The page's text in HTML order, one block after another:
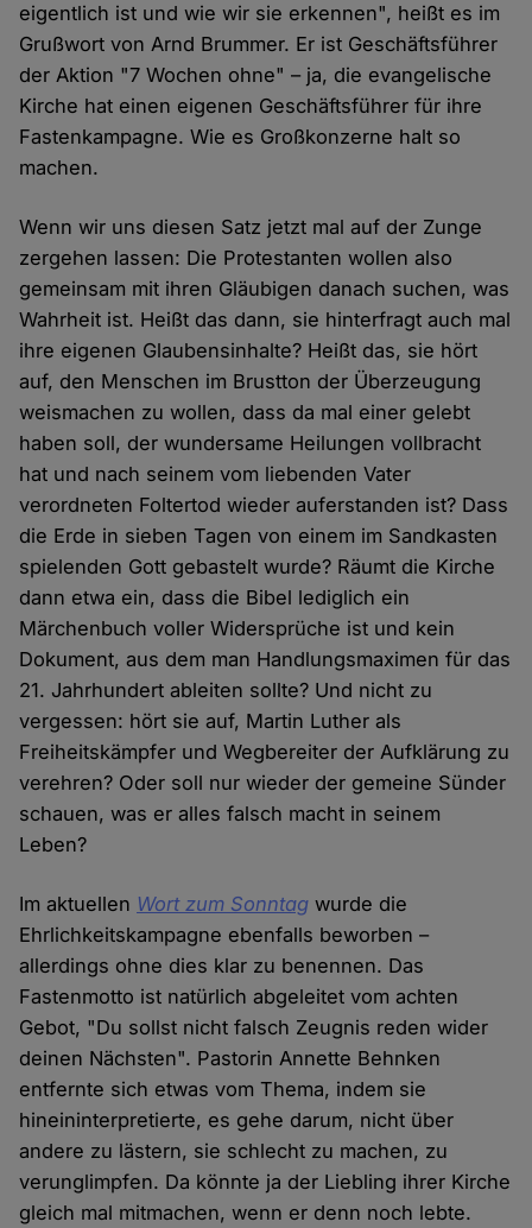
eigentlich ist und wie wir sie erkennen", heißt es im
Grußwort von Arnd Brummer. Er ist Geschäftsführer
der Aktion "7 Wochen ohne" – ja, die evangelische
Kirche hat einen eigenen Geschäftsführer für ihre
Fastenkampagne. Wie es Großkonzerne halt so
machen.
Wenn wir uns diesen Satz jetzt mal auf der Zunge
zergehen lassen: Die Protestanten wollen also
gemeinsam mit ihren Gläubigen danach suchen, was
Wahrheit ist. Heißt das dann, sie hinterfragt auch mal
ihre eigenen Glaubensinhalte? Heißt das, sie hört
auf, den Menschen im Brustton der Überzeugung
weismachen zu wollen, dass da mal einer gelebt
haben soll, der wundersame Heilungen vollbracht
hat und nach seinem vom liebenden Vater
verordneten Foltertod wieder auferstanden ist? Dass
die Erde in sieben Tagen von einem im Sandkasten
spielenden Gott gebastelt wurde? Räumt die Kirche
dann etwa ein, dass die Bibel lediglich ein
Märchenbuch voller Widersprüche ist und kein
Dokument, aus dem man Handlungsmaximen für das
21. Jahrhundert ableiten sollte? Und nicht zu
vergessen: hört sie auf, Martin Luther als
Freiheitskämpfer und Wegbereiter der Aufklärung zu
verehren? Oder soll nur wieder der gemeine Sünder
schauen, was er alles falsch macht in seinem
Leben?
Im aktuellen Wort zum Sonntag wurde die
Ehrlichkeitskampagne ebenfalls beworben –
allerdings ohne dies klar zu benennen. Das
Fastenmotto ist natürlich abgeleitet vom achten
Gebot, "Du sollst nicht falsch Zeugnis reden wider
deinen Nächsten". Pastorin Annette Behnken
entfernte sich etwas vom Thema, indem sie
hineininterpretierte, es gehe darum, nicht über
andere zu lästern, sie schlecht zu machen, zu
verunglimpfen. Da könnte ja der Liebling ihrer Kirche
gleich mal mitmachen, wenn er denn noch lebte.